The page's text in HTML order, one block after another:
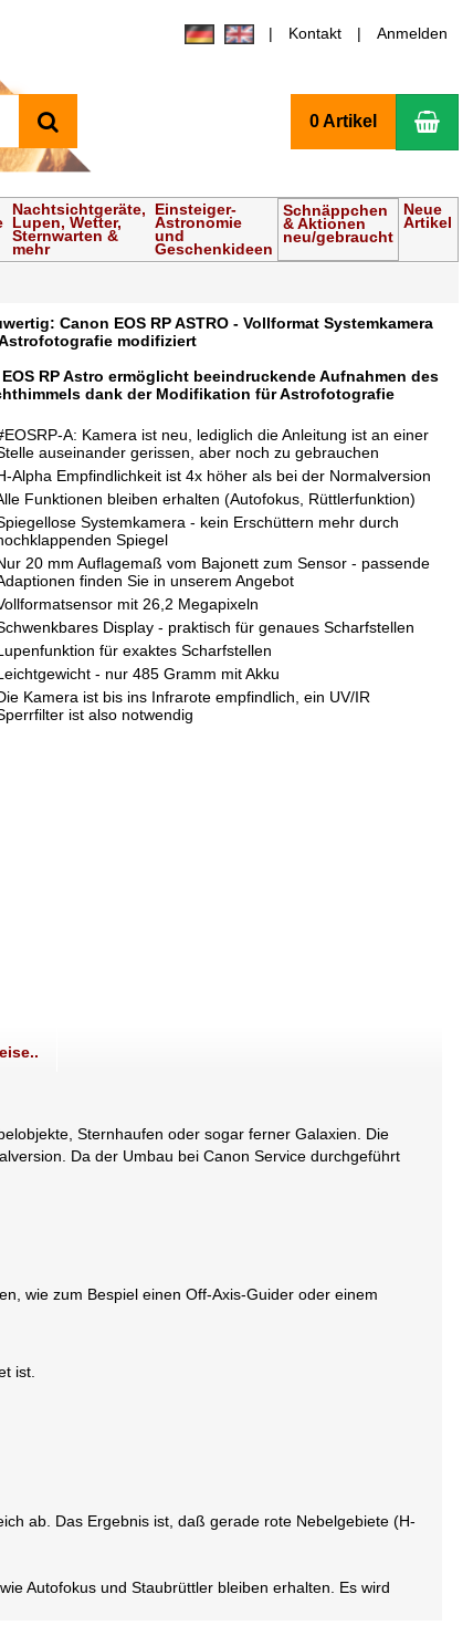
Kontakt Anmelden
0 Artikel
Nachtsichtgeräte,
Lupen, Wetter,
Sternwarten &
mehr
Einsteiger-
Astronomie
und
Geschenkideen
Schnäppchen
& Aktionen
neu/gebraucht
Neue
Artikel
Canon EOS RP ASTRO - Vollformat Systemkamera
modifiziert
EOS RP Astro ermöglicht beeindruckende Aufnahmen des
dank der Modifikation für Astrofotografie
A: Kamera ist neu, lediglich die Anleitung ist an einer
auseinander gerissen, aber noch zu gebrauchen
Alpha Empfindlichkeit ist 4x höher als bei der Normalversion
Funktionen bleiben erhalten (Autofokus, Rüttlerfunktion)
Systemkamera - kein Erschüttern mehr durch
Spiegel
20 mm Auflagemaß vom Bajonett zum Sensor - passende
finden Sie in unserem Angebot
mit 26,2 Megapixeln
Display - praktisch für genaues Scharfstellen
für exaktes Scharfstellen
- nur 485 Gramm mit Akku
Kamera ist bis ins Infrarote empfindlich, ein UV/IR
ist also notwendig
Sternhaufen oder sogar ferner Galaxien. Die
Da der Umbau bei Canon Service durchgeführt
wie zum Bespiel einen Off-Axis-Guider oder einem
ist.
ab. Das Ergebnis ist, daß gerade rote Nebelgebiete (H-
Autofokus und Staubrüttler bleiben erhalten. Es wird